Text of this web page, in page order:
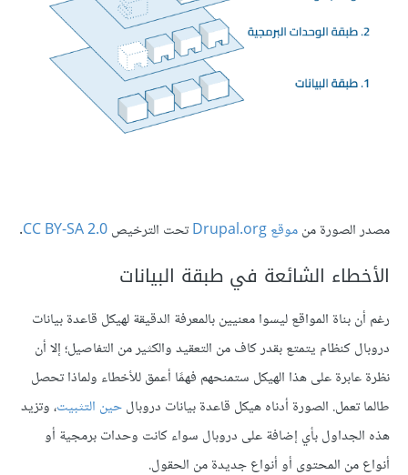
مصدر الصورة منموقع Drupal.org تحت الترخيصCC BY-SA 2.0
.
الأخطاء الشائعة في طبقة البيانات
رغم أن بناة المواقع ليسوا معنيين بالمعرفة الدقيقة لهيكل قاعدة بيانات
دروبال كنظام يتمتع بقدر كاف من التعقيد والكثير من التفاصيل؛ إلا أن
نظرة عابرة على هذا الهيكل ستمنحهم فهمًا أعمق للأخطاء ولماذا تحصل
طالما تعمل. الصورة أدناه هيكل قاعدة بيانات دروبالحين التثبيت، وتزيد
هذه الجداول بأي إضافة على دروبال سواء كانت وحدات برمجية أو
أنواع من المحتوى أو أنواع جديدة من الحقول.